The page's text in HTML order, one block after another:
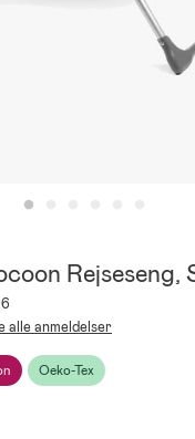
Rejseseng,
Oeko-Tex
alle anmeldelser